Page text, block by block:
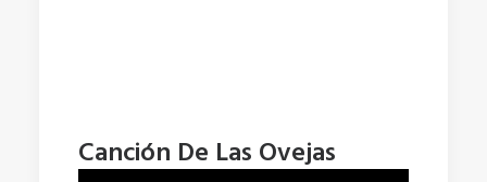
Canción De Las Ovejas